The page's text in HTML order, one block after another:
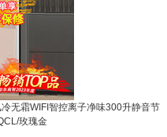
无霜WIFI智控离子净味300升静音节
玫瑰金